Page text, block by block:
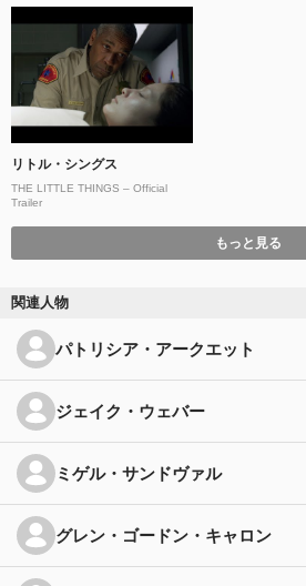
リトル・シングス
THE LITTLE THINGS – Official
Trailer
もっと見る
関連人物
パトリシア・アークエット
ジェイク・ウェバー
ミゲル・サンドヴァル
グレン・ゴードン・キャロン